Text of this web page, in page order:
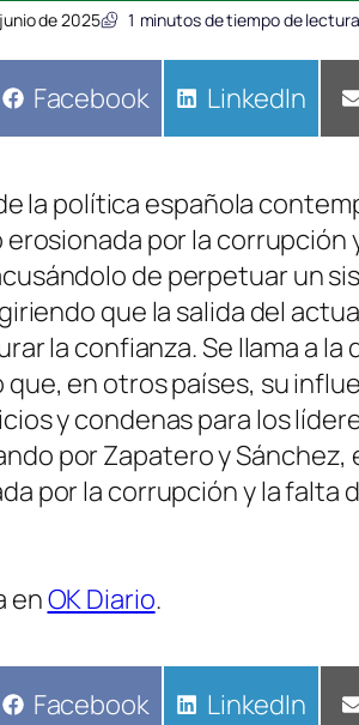
de 2025 1 minutos de tiempo de lectura
Compartir
Facebook Compartir
LinkedIn
la política española
erosionada por la corrupción
de perpetuar un
que la salida del
la confianza. Se llama a la
que, en otros países, su
y condenas para los
por Zapatero y
por la corrupción y la falta
enOK Diario.
Compartir
Facebook Compartir
LinkedIn